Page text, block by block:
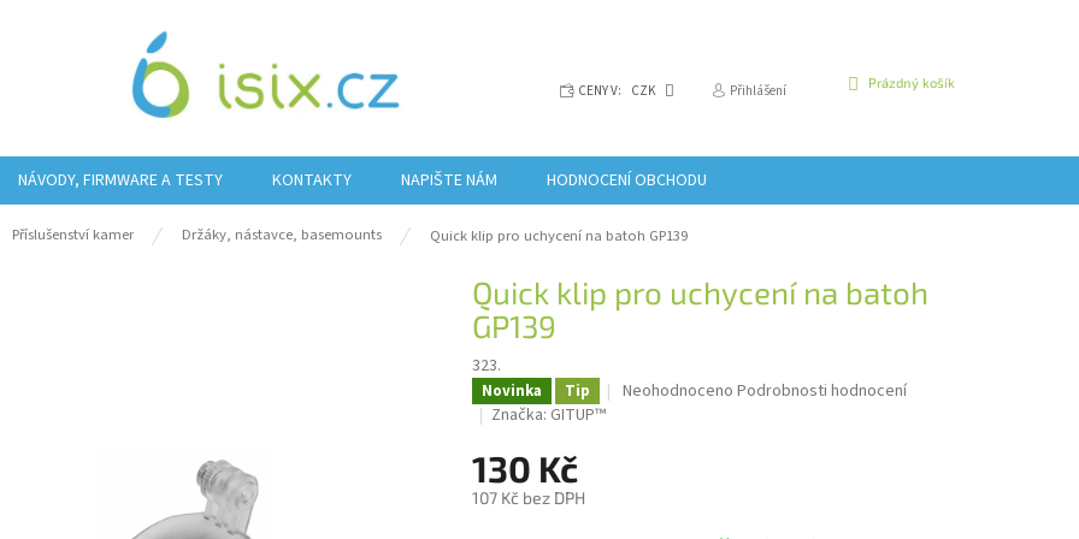
CENY V: CZK Přihlášení
NÁKUPNÍ
Prázdný košík
NÁVODY, FIRMWARE A TESTY KONTAKTY NAPIŠTE NÁM HODNOCENÍ OBCHODU
Příslušenství kamer Držáky, nástavce, basemounts Quick klip pro uchycení na batoh GP139
Quick klip pro uchycení na batoh
GP139
323.
Novinka Tip
Průměrné
Neohodnoceno Podrobnosti hodnocení
Značka: GITUP™
130 Kč
107 Kč bez DPH